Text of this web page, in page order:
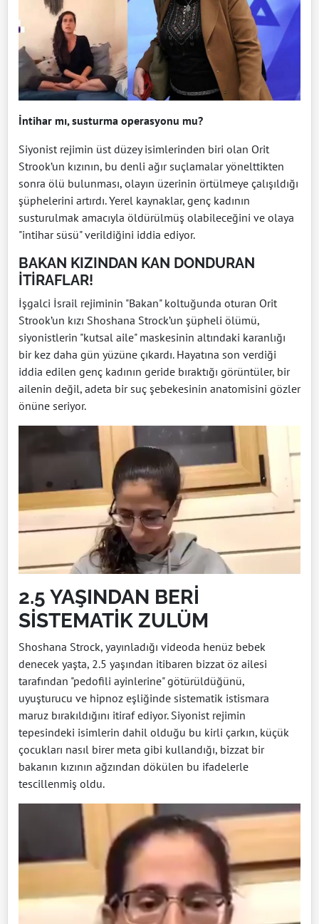
İntihar mı, susturma operasyonu mu?
Siyonist rejimin üst düzey isimlerinden biri olan Orit
Strook’un kızının, bu denli ağır suçlamalar yönelttikten
sonra ölü bulunması, olayın üzerinin örtülmeye çalışıldığı
şüphelerini artırdı. Yerel kaynaklar, genç kadının
susturulmak amacıyla öldürülmüş olabileceğini ve olaya
"intihar süsü" verildiğini iddia ediyor.
BAKAN KIZINDAN KAN DONDURAN
İTİRAFLAR!
İşgalci İsrail rejiminin "Bakan" koltuğunda oturan Orit
Strook’un kızı Shoshana Strock’un şüpheli ölümü,
siyonistlerin "kutsal aile" maskesinin altındaki karanlığı
bir kez daha gün yüzüne çıkardı. Hayatına son verdiği
iddia edilen genç kadının geride bıraktığı görüntüler, bir
ailenin değil, adeta bir suç şebekesinin anatomisini gözler
önüne seriyor.
2.5 YAŞINDAN BERİ
SİSTEMATİK ZULÜM
Shoshana Strock, yayınladığı videoda henüz bebek
denecek yaşta, 2.5 yaşından itibaren bizzat öz ailesi
tarafından "pedofili ayinlerine" götürüldüğünü,
uyuşturucu ve hipnoz eşliğinde sistematik istismara
maruz bırakıldığını itiraf ediyor. Siyonist rejimin
tepesindeki isimlerin dahil olduğu bu kirli çarkın, küçük
çocukları nasıl birer meta gibi kullandığı, bizzat bir
bakanın kızının ağzından dökülen bu ifadelerle
tescillenmiş oldu.